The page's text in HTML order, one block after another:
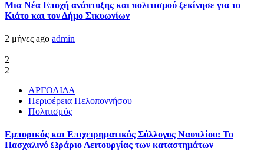
Μια Νέα Εποχή ανάπτυξης και πολιτισμού ξεκίνησε για το
Κιάτο και τον Δήμο Σικυωνίων
2 μήνες ago admin
2
2
ΑΡΓΟΛΙΔΑ
Περιφέρεια Πελοποννήσου
Πολιτισμός
Εμπορικός και Επιχειρηματικός Σύλλογος Ναυπλίου: Το
Πασχαλινό Ωράριο Λειτουργίας των καταστημάτων